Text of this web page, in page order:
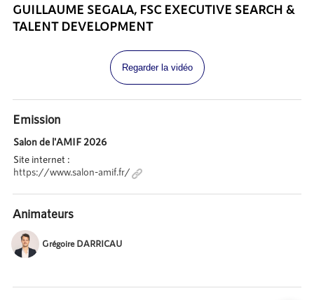
GUILLAUME SEGALA, FSC EXECUTIVE SEARCH &
TALENT DEVELOPMENT
Regarder la vidéo
Emission
Salon de l'AMIF 2026
Site internet :
https://www.salon-amif.fr/
Animateurs
Grégoire DARRICAU